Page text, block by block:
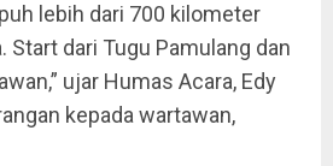
lebih dari 700 kilometer
Start dari Tugu Pamulang dan
ujar Humas Acara, Edy
kepada wartawan,